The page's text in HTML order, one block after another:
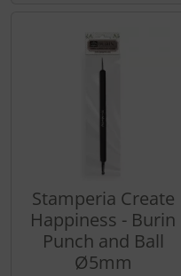
Stamperia Create
Happiness - Burin
Punch and Ball
Ø5mm